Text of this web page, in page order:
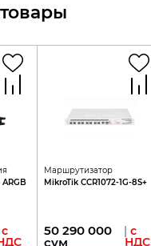
ARGB
с
Маршрутизатор
MikroTik CCR1072-1G-8S+
50 290 000
сум
| с
НДС